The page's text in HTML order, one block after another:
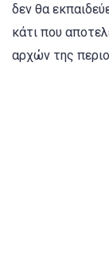
δεν θα
κάτι που
αρχών της